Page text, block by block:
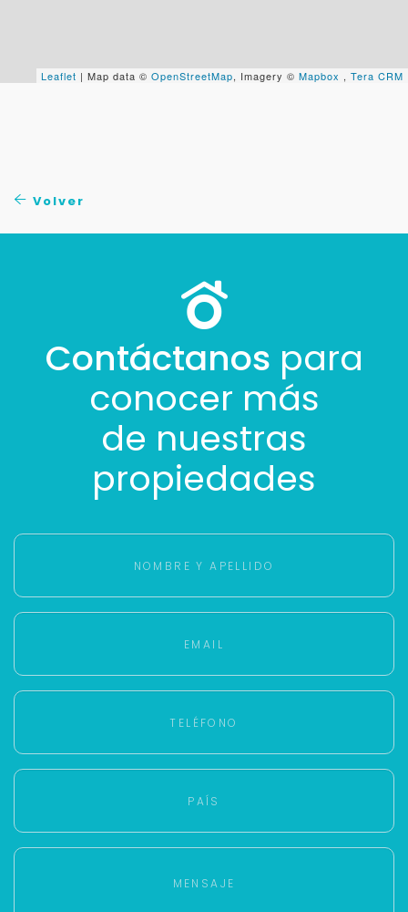
Leaflet | Map data © OpenStreetMap, Imagery © Mapbox , Tera CRM
Volver
Contáctanos para
conocer más
de nuestras
propiedades
Tus datos están seguros
Buscamos darte la mejor experiencia.
Con estos datos podemos responderte mejor y
más rápido.